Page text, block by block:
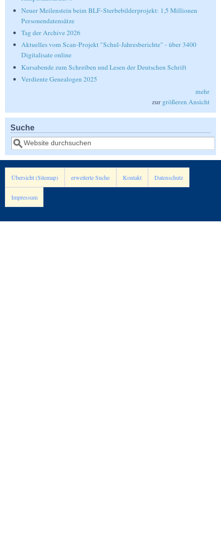
Neuer Meilenstein beim BLF-Sterbebilderprojekt: 1,5 Millionen
Personendatensätze
Tag der Archive 2026
Aktuelles vom Scan-Projekt "Schul-Jahresberichte" - über 3400
Digitalisate online
Kursabende zum Schreiben und Lesen der Deutschen Schrift
Verdiente Genealogen 2025
mehr
zur größeren Ansicht
Suche
Suche
Übersicht (Sitemap) erweiterte Suche Kontakt Datenschutz
Impressum